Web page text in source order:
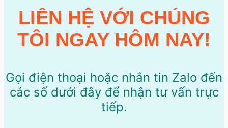
LIÊN HỆ VỚI CHÚNG
TÔI NGAY HÔM NAY!
Gọi điện thoại hoặc nhắn tin Zalo đến
các số dưới đây để nhận tư vấn trực
tiếp.